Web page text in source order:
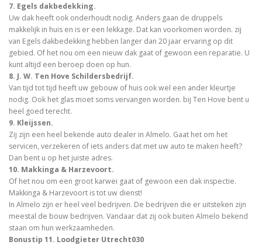
7. Egels dakbedekking.
Uw dak heeft ook onderhoudt nodig. Anders gaan de druppels
makkelijk in huis en is er een lekkage. Dat kan voorkomen worden. zij
van Egels dakbedekking hebben langer dan 20 jaar ervaring op dit
gebied. Of het nou om een nieuw dak gaat of gewoon een reparatie. U
kunt altijd een beroep doen op hun.
8. J. W. Ten Hove Schildersbedrijf.
Van tijd tot tijd heeft uw gebouw of huis ook wel een ander kleurtje
nodig. Ook het glas moet soms vervangen worden. bij Ten Hove bent u
heel goed terecht.
9. Kleijssen.
Zij zijn een heel bekende auto dealer in Almelo. Gaat het om het
servicen, verzekeren of iets anders dat met uw auto te maken heeft?
Dan bent u op het juiste adres.
10. Makkinga & Harzevoort.
Of het nou om een groot karwei gaat of gewoon een dak inspectie.
Makkinga & Harzevoort is tot uw dienst!
In Almelo zijn er heel veel bedrijven. De bedrijven die er uitsteken zijn
meestal de bouw bedrijven. Vandaar dat zij ook buiten Almelo bekend
staan om hun werkzaamheden.
Bonustip 11. Loodgieter Utrecht030